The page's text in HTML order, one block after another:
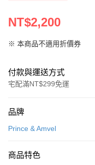
NT$2,200
※ 本商品不適用折價券
付款與運送方式
宅配滿NT$299免運
信用卡一次付款
Apple Pay
品牌
Prince & Amvel
商品特色